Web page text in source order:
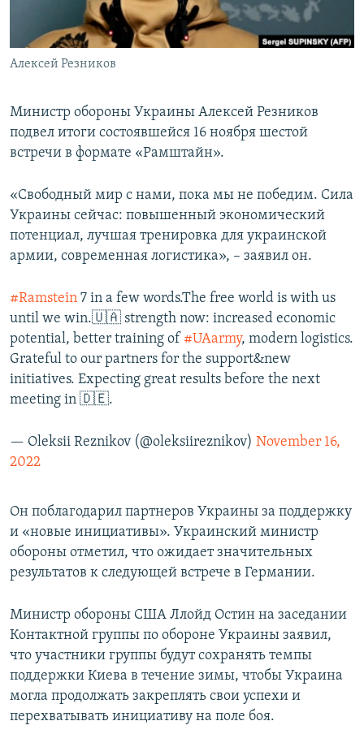
КРЫМ.НЕПОКОРЕННЫЙ
ELIFBE
УКРАИНСКАЯ ПРОБЛЕМА КРЫМА
Алексей Резников
Министр обороны Украины Алексей Резников
подвел итоги состоявшейся 16 ноября шестой
встречи в формате «Рамштайн».
«Свободный мир с нами, пока мы не победим. Сила
Украины сейчас: повышенный экономический
потенциал, лучшая тренировка для украинской
армии, современная логистика», – заявил он.
#Ramstein 7 in a few words.The free world is with us
until we win.🇺🇦 strength now: increased economic
potential, better training of #UAarmy, modern logistics.
Grateful to our partners for the support&new
initiatives. Expecting great results before the next
meeting in 🇩🇪.
— Oleksii Reznikov (@oleksiireznikov) November 16,
2022
Он поблагодарил партнеров Украины за поддержку
и «новые инициативы». Украинский министр
обороны отметил, что ожидает значительных
результатов к следующей встрече в Германии.
Министр обороны США Ллойд Остин на заседании
Контактной группы по обороне Украины заявил,
что участники группы будут сохранять темпы
поддержки Киева в течение зимы, чтобы Украина
могла продолжать закреплять свои успехи и
перехватывать инициативу на поле боя.